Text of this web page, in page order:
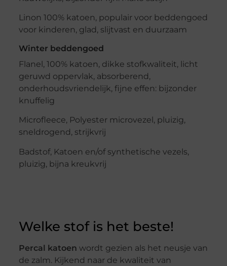
Linon 100% katoen, populair voor beddengoed
voor kinderen, glad, slijtvast en duurzaam
Winter beddengoed
Flanel, 100% katoen, dikke stofkwaliteit, licht
geruwd oppervlak, absorberend,
onderhoudsvriendelijk, fijne effen: bijzonder
knuffelig
Microfleece, Polyester microvezel, pluizig,
sneldrogend, strijkvrij
Badstof, Katoen en/of synthetische vezels,
pluizig, bijna kreukvrij
Welke stof is het beste!
Percal katoen wordt gezien als het neusje van
de zalm. Kijkend naar de kwaliteit van